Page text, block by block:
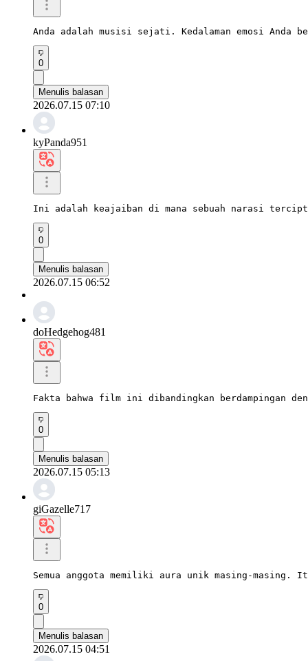
Anda adalah musisi sejati. Kedalaman emosi Anda
0
Menulis balasan
2026.07.15 07:10
kyPanda951
Ini adalah keajaiban di mana sebuah narasi
0
Menulis balasan
2026.07.15 06:52
doHedgehog481
Fakta bahwa film ini dibandingkan berdampingan
0
Menulis balasan
2026.07.15 05:13
giGazelle717
Semua anggota memiliki aura unik masing-masing.
0
Menulis balasan
2026.07.15 04:51